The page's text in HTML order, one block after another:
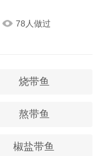
78人做过
烧带鱼
熬带鱼
椒盐带鱼